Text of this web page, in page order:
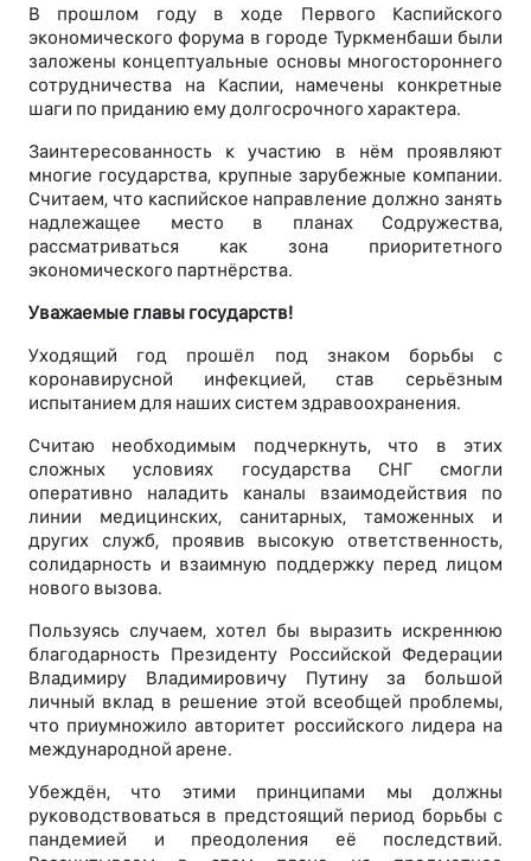
В прошлом году в ходе Первого Каспийского
экономического форума в городе Туркменбаши были
заложены концептуальные основы многостороннего
сотрудничества на Каспии, намечены конкретные
шаги по приданию ему долгосрочного характера.
Заинтересованность к участию в нём проявляют
многие государства, крупные зарубежные компании.
Считаем, что каспийское направление должно занять
надлежащее место в планах Содружества,
рассматриваться как зона приоритетного
экономического партнёрства.
Уважаемые главы государств!
Уходящий год прошёл под знаком борьбы с
коронавирусной инфекцией, став серьёзным
испытанием для наших систем здравоохранения.
Считаю необходимым подчеркнуть, что в этих
сложных условиях государства СНГ смогли
оперативно наладить каналы взаимодействия по
линии медицинских, санитарных, таможенных и
других служб, проявив высокую ответственность,
солидарность и взаимную поддержку перед лицом
нового вызова.
Пользуясь случаем, хотел бы выразить искреннюю
благодарность Президенту Российской Федерации
Владимиру Владимировичу Путину за большой
личный вклад в решение этой всеобщей проблемы,
что приумножило авторитет российского лидера на
международной арене.
Убеждён, что этими принципами мы должны
руководствоваться в предстоящий период борьбы с
пандемией и преодоления её последствий.